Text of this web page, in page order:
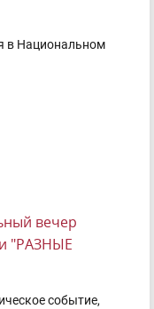
в Национальном
вечер
"РАЗНЫЕ
событие,